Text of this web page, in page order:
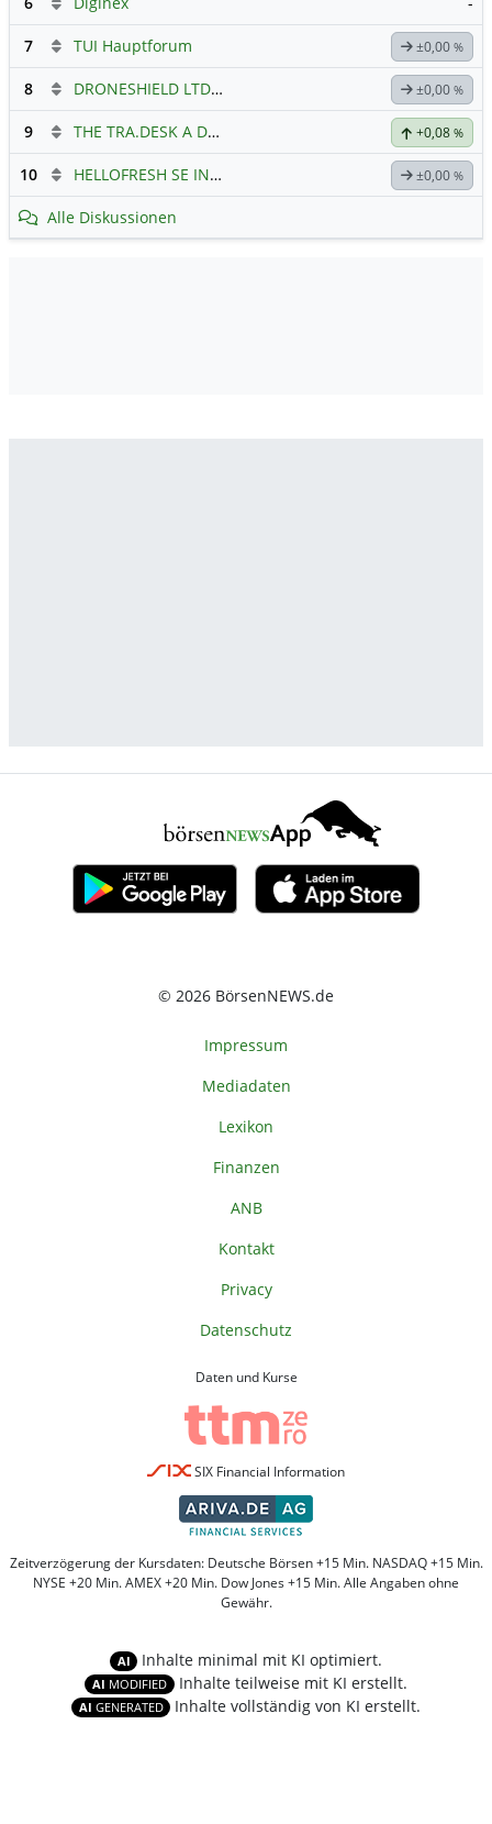
7 TUI Hauptforum ±0,00 %
8 DRONESHIELD LTDHauptdiskussion ±0,00 %
9 THE TRA.DESK A DL-,000001 +0,08 %
10 HELLOFRESH SE INH O.N. ±0,00 %
Alle Diskussionen
© 2026 BörsenNEWS.de
Impressum
Mediadaten
Lexikon
Finanzen
ANB
Kontakt
Privacy
Datenschutz
Daten und Kurse
SIX Financial Information
Zeitverzögerung der Kursdaten: Deutsche Börsen +15 Min. NASDAQ +15 Min.
NYSE +20 Min. AMEX +20 Min. Dow Jones +15 Min. Alle Angaben ohne
Gewähr.
AI Inhalte minimal mit KI optimiert.
AI MODIFIED Inhalte teilweise mit KI erstellt.
AI GENERATED Inhalte vollständig von KI erstellt.